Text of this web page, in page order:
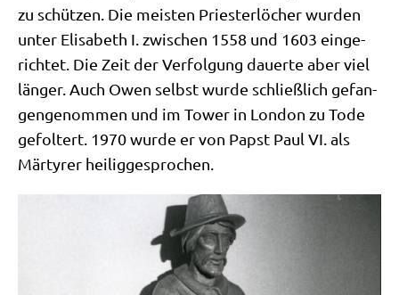
zu schüt­zen. Die mei­sten Prie­ster­lö­cher wur­den
unter Eli­sa­beth I. zwi­schen 1558 und 1603 ein­ge­
rich­tet. Die Zeit der Ver­fol­gung dau­er­te aber viel
län­ger. Auch Owen selbst wur­de schließ­lich gefan­
gen­ge­nom­men und im Tower in Lon­don zu Tode
gefol­tert. 1970 wur­de er von Papst Paul VI. als
Mär­ty­rer heiliggesprochen.